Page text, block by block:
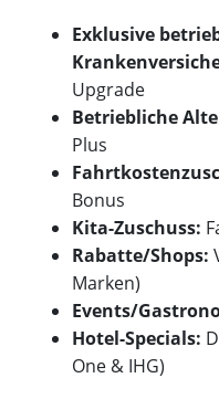
Exklusive
Upgrade
Betriebliche
Plus
Bonus
Kita-Zuschuss:
Rabatte/Shops:
Marken)
Events/
Hotel-Specials:
One & IHG)